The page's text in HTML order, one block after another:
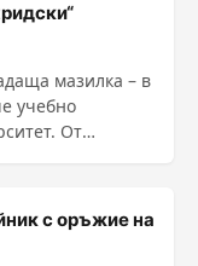
мазилка – в
учебно
От
с оръжие на